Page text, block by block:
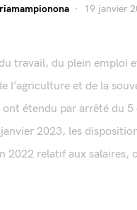
19 janvier
travail, du plein emploi
l’agriculture et de la
étendu par arrêté du
2023, les
2022 relatif aux salaires,